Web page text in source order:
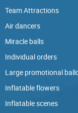
Team Attractions
Air dancers
Miracle balls
Individual orders
Large promotional
Inflatable flowers
Inflatable scenes